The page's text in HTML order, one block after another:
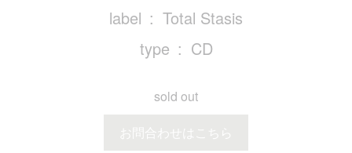
label
Total Stasis
type
CD
sold out
お問合わせはこちら